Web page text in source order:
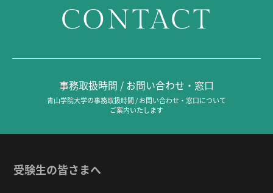
CONTACT
事務取扱時間 / お問い合わせ・窓口
青山学院大学の事務取扱時間 / お問い合わせ・窓口について
ご案内いたします
受験生の皆さまへ